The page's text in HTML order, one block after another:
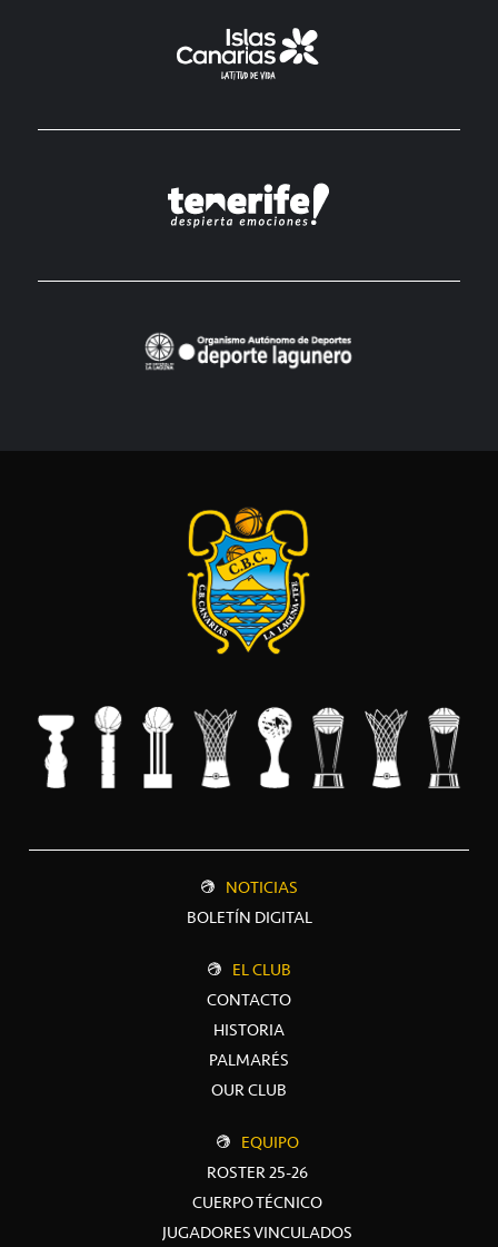
NOTICIAS
BOLETÍN DIGITAL
EL CLUB
CONTACTO
HISTORIA
PALMARÉS
OUR CLUB
EQUIPO
ROSTER 25-26
CUERPO TÉCNICO
JUGADORES VINCULADOS